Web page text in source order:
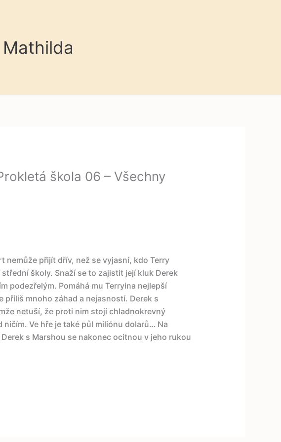
škola 06 – Všechny
nemůže přijít dřív, než se vyjasní, kdo Terry
školy. Snaží se to zajistit její kluk Derek
podezřelým. Pomáhá mu Terryina nejlepší
příliš mnoho záhad a nejasností. Derek s
netuší, že proti nim stojí chladnokrevný
Ve hře je také půl miliónu dolarů… Na
s Marshou se nakonec ocitnou v jeho rukou